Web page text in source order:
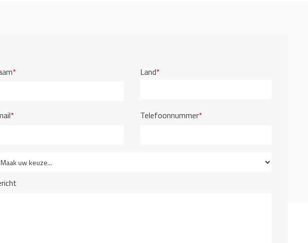
* Land*
* Telefoonnummer*